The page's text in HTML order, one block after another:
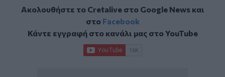
Ακολουθήστε το Cretalive στο Google Newsκαι
στο Facebook
Κάντε εγγραφή στο κανάλι μας στοYouTube